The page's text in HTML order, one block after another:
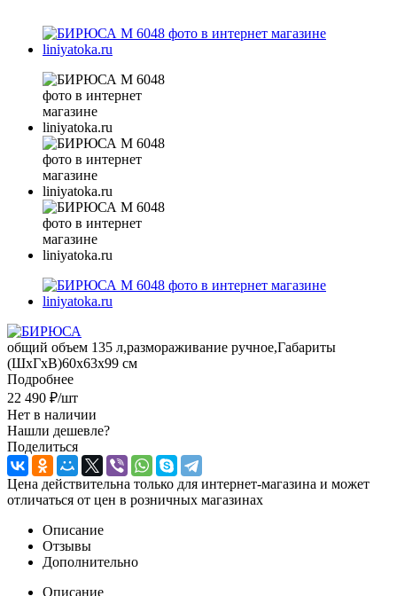
общий объем 135 л,размораживание ручное,Габариты
(ШxГxВ)60x63x99 см
Подробнее
22 490 ₽/шт
Нет в наличии
Нашли дешевле?
Поделиться
Цена действительна только для интернет-магазина и может
отличаться от цен в розничных магазинах
Описание
Отзывы
Дополнительно
Описание